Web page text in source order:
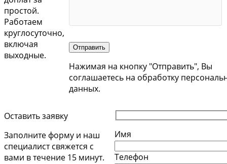
простой.
Работаем
круглосуточно,
включая
выходные.
Отправить
Нажимая на кнопку "Отправить", Вы
соглашаетесь на обработку
данных.
Оставить заявку
Заполните форму и наш
специалист свяжется с
вами в течение 15 минут.
Имя
Телефон